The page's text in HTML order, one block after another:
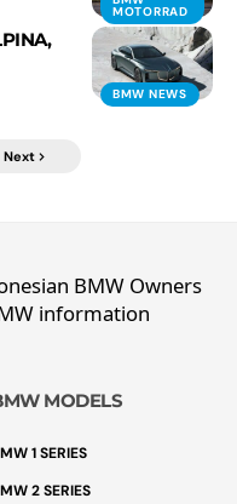
MOTORRAD
BMW NEWS
Next
BMW Owners
information
MODELS
1 SERIES
2 SERIES